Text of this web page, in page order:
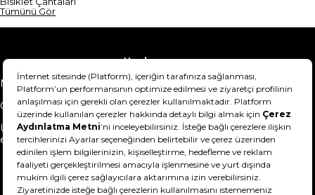
Tümünü Gör
Yardım
Mesafeli Satış Sözleşmesi
Teslimat Bilgisi
Gizlilik Sözleşmesi
Şartlar & Koşullar
Ürünümü nasıl iade
edebilirim?
Hakkımızda